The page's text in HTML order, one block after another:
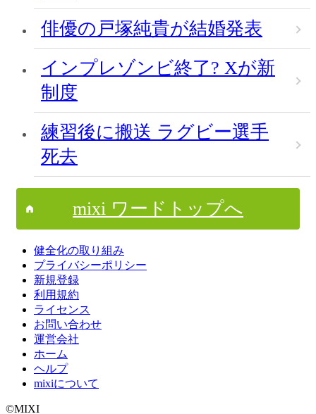
俳優の戸塚純貴が結婚発表
インプレゾンビ終了? Xが新
制度
練習後に搬送 ラグビー選手
死去
mixi ワードトップへ
健全化の取り組み
プライバシーポリシー
新規登録
利用規約
ライセンス
お問い合わせ
運営会社
ホーム
ヘルプ
mixiについて
©MIXI